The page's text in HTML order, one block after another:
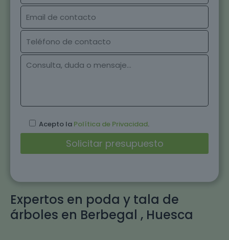
Expertos en poda y tala de
árboles en Berbegal , Huesca
Acepto la Política de Privacidad.